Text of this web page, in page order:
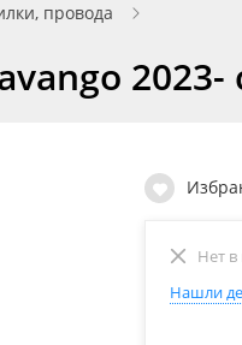
провода
2023-
Нет
Нашли